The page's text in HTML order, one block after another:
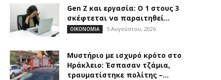
Gen Z και εργασία: Ο 1 στους 3
σκέφτεται να παραιτηθεί...
ΟΙΚΟΝΟΜΙΑ 5 Αυγούστου, 2026
Μυστήριο με ισχυρό κρότο στο
Ηράκλειο: Έσπασαν τζάμια,
τραυματίστηκε πολίτης –...